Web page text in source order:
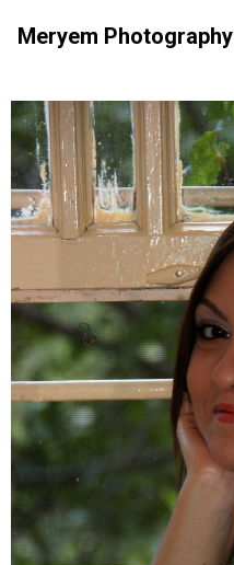
Meryem Photography